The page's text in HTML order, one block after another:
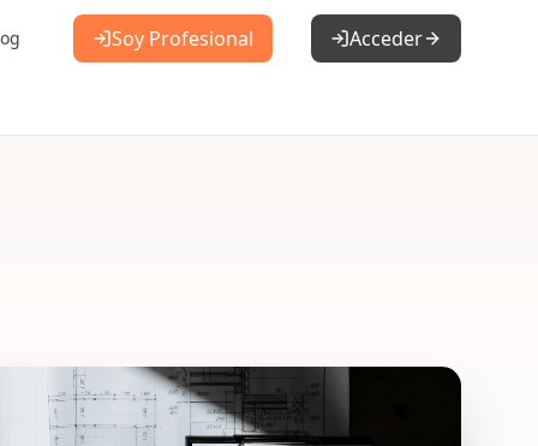
Soy Profesional Acceder